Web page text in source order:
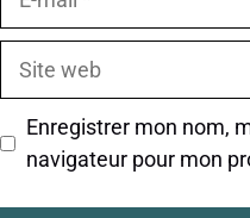
Site
Enregistrer mon nom,
navigateur pour mon